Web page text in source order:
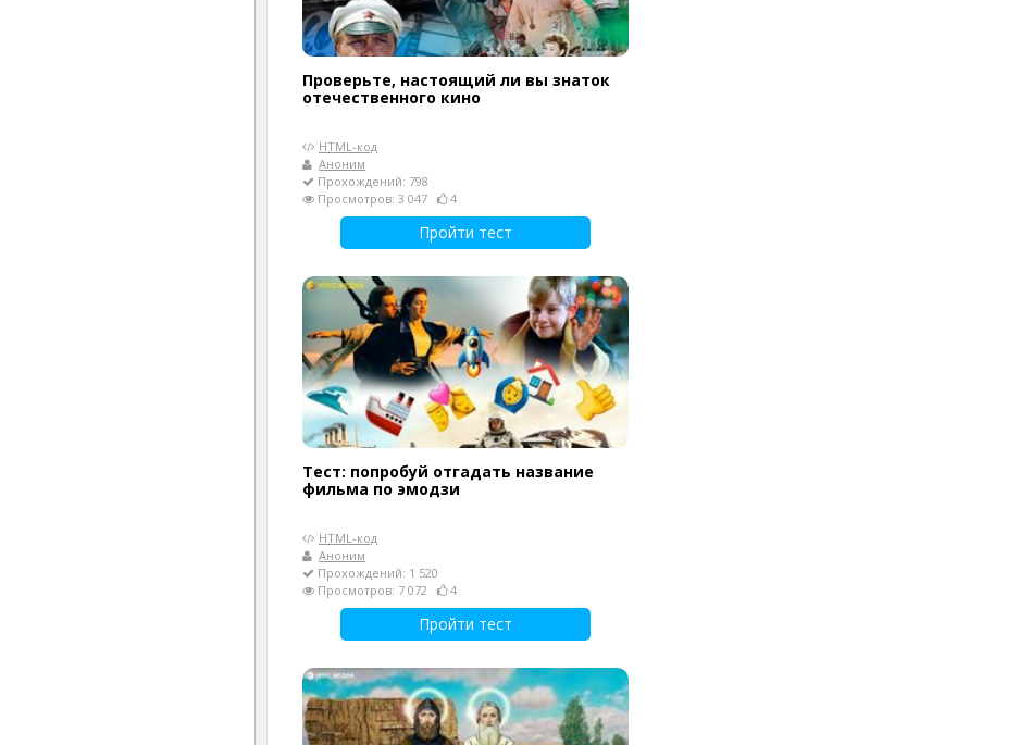
Проверьте, настоящий ли вы знаток
отечественного кино
HTML-код
Аноним
Прохождений: 798
Просмотров: 3 047
4
Пройти тест
Тест: попробуй отгадать название
фильма по эмодзи
HTML-код
Аноним
Прохождений: 1 520
Просмотров: 7 072
4
Пройти тест